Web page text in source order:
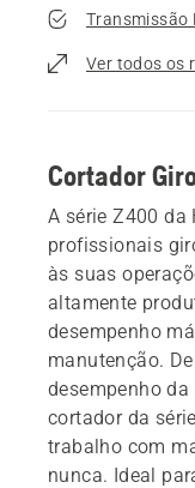
Transmissão
Ver todos os
Cortador
A série Z400 da
profissionais
às suas
altamente
desempenho
manutenção.
desempenho
cortador da
trabalho com
nunca. Ideal